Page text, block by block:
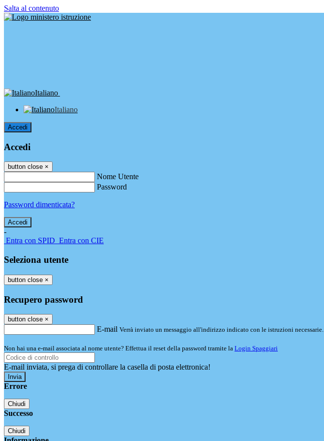
Salta al contenuto
Italiano
Italiano
Accedi
Accedi
button close ×
Nome Utente
Password
Password dimenticata?
-
Entra con SPID Entra con CIE
Seleziona utente
button close ×
Recupero password
button close ×
E-mail Verrà inviato un messaggio all'indirizzo indicato con le istruzioni necessarie.
Non hai una e-mail associata al nome utente? Effettua il reset della password tramite la Login Spaggiari
E-mail inviata, si prega di controllare la casella di posta elettronica!
Errore
Chiudi
Successo
Chiudi